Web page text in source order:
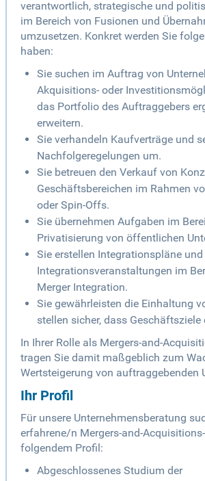
verantwortlich, strategische und
im Bereich von Fusionen und
umzusetzen. Konkret werden Sie
haben:
Sie suchen im Auftrag von
Akquisitions- oder
das Portfolio des Auftraggebers
erweitern.
Sie verhandeln Kaufverträge und
Nachfolgeregelungen um.
Sie betreuen den Verkauf von
Geschäftsbereichen im Rahmen
oder Spin-Offs.
Sie übernehmen Aufgaben im
Privatisierung von öffentlichen
Sie erstellen Integrationspläne
Integrationsveranstaltungen im
Merger Integration.
Sie gewährleisten die Einhaltung
stellen sicher, dass Geschäftsziele
In Ihrer Rolle als Mergers-and-
tragen Sie damit maßgeblich zum
Wertsteigerung von auftraggebenden
Ihr Profil
Für unsere Unternehmensberatung
erfahrene/n Mergers-and-
folgendem Profil:
Abgeschlossenes Studium der